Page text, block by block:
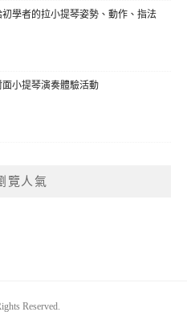
學者的拉小提琴姿勢、動作、指法
小提琴演奏體驗活動
覽人氣
Reserved.